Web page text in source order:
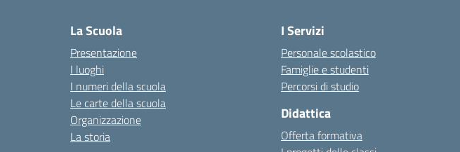
La Scuola
Presentazione
I luoghi
I numeri della scuola
Le carte della scuola
Organizzazione
La storia
I Servizi
Personale scolastico
Famiglie e studenti
Percorsi di studio
Didattica
Offerta formativa